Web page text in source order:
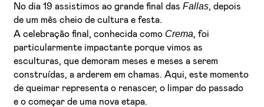
No dia 19 assistimos ao grande final dasFallas, depois
de um mês cheio de cultura e festa.
A celebração final, conhecida como Crema, foi
particularmente impactante porque vimos as
esculturas, que demoram meses e meses a serem
construídas, a arderem em chamas. Aqui, este momento
de queimar representa o renascer, o limpar do passado
e o começar de uma nova etapa.